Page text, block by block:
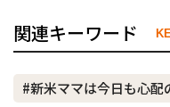
関連キーワード
#新米ママは今日も心配